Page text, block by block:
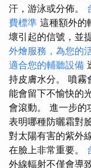
汗，游泳或分佈。
費標準 這種額外的
壞引起的信號，並
外燴服務，為您的
適合您的輔聽設備
持皮膚水分。 噴霧
能會留下不愉快的
會滾動。 進一步的
表明哪種防曬霜對
對太陽有害的紫外
在臉上非常重要。
外線輻射不僅會導